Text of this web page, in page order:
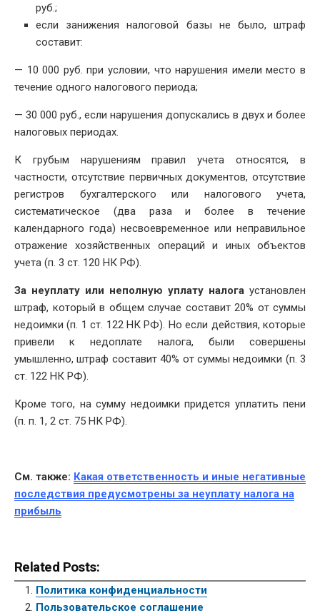
руб.;
если занижения налоговой базы не было, штраф
составит:
— 10 000 руб. при условии, что нарушения имели место в
течение одного налогового периода;
— 30 000 руб., если нарушения допускались в двух и более
налоговых периодах.
К грубым нарушениям правил учета относятся, в
частности, отсутствие первичных документов, отсутствие
регистров бухгалтерского или налогового учета,
систематическое (два раза и более в течение
календарного года) несвоевременное или неправильное
отражение хозяйственных операций и иных объектов
учета (п. 3 ст. 120 НК РФ).
За неуплату или неполную уплату налога установлен
штраф, который в общем случае составит 20% от суммы
недоимки (п. 1 ст. 122 НК РФ). Но если действия, которые
привели к недоплате налога, были совершены
умышленно, штраф составит 40% от суммы недоимки (п. 3
ст. 122 НК РФ).
Кроме того, на сумму недоимки придется уплатить пени
(п. п. 1, 2 ст. 75 НК РФ).
См. также: Какая ответственность и иные негативные
последствия предусмотрены за неуплату налога на
прибыль
Related Posts:
Политика конфиденциальности
Пользовательское соглашение